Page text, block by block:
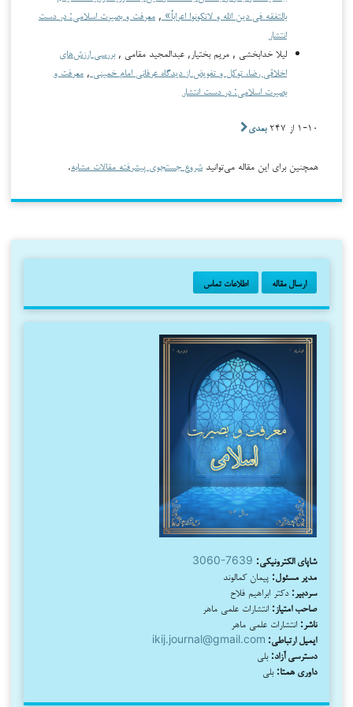
بالتفقه فی دین الله و لاتکونوا اعراباً» , معرفت و بصیرت اسلامی: در دست
انتشار
لیلا خدابخشی , مریم بختیار, عبدالمجید مقامی ,بررسی ارزش‌های
اخلاقی رضا، توکل و تفویض از دیدگاه عرفانی امام خمینی , معرفت و
بصیرت اسلامی: در دست انتشار
۱-۱۰ از ۲۴۷ بعدی
همچنین برای این مقاله می‌توانید شروع جستجوی پیشرفته مقالات مشابه.
ارسال مقاله اطلاعات تماس
شاپای الکترونیکی: 3060-7639
مدیر مسئول: پیمان کمالوند
سردبیر: دکتر ابراهیم فلاح
صاحب امتیاز: انتشارات علمی ماهر
ناشر: انتشارات علمی ماهر
ایمیل ارتباطی: ikij.journal@gmail.com
دسترسی آزاد: بلی
داوری همتا: بلی